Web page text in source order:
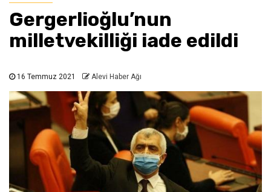
Gergerlioğlu’nun
milletvekilliği iade edildi
16 Temmuz 2021 Alevi Haber Ağı